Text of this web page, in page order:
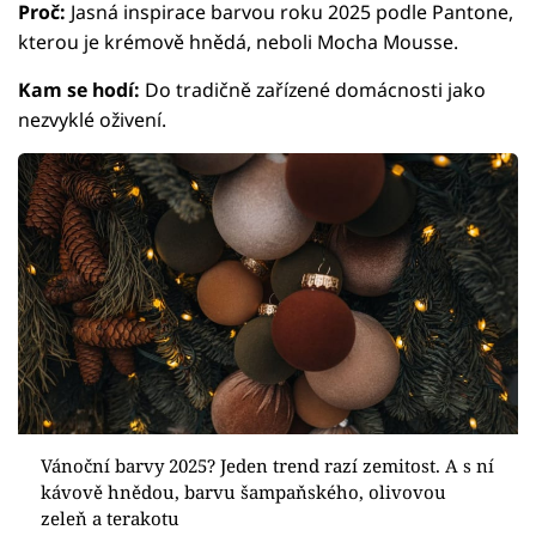
Proč: Jasná inspirace barvou roku 2025 podle Pantone,
kterou je krémově hnědá, neboli Mocha Mousse.
Kam se hodí: Do tradičně zařízené domácnosti jako
nezvyklé oživení.
Vánoční barvy 2025? Jeden trend razí zemitost. A s ní
kávově hnědou, barvu šampaňského, olivovou
zeleň a terakotu